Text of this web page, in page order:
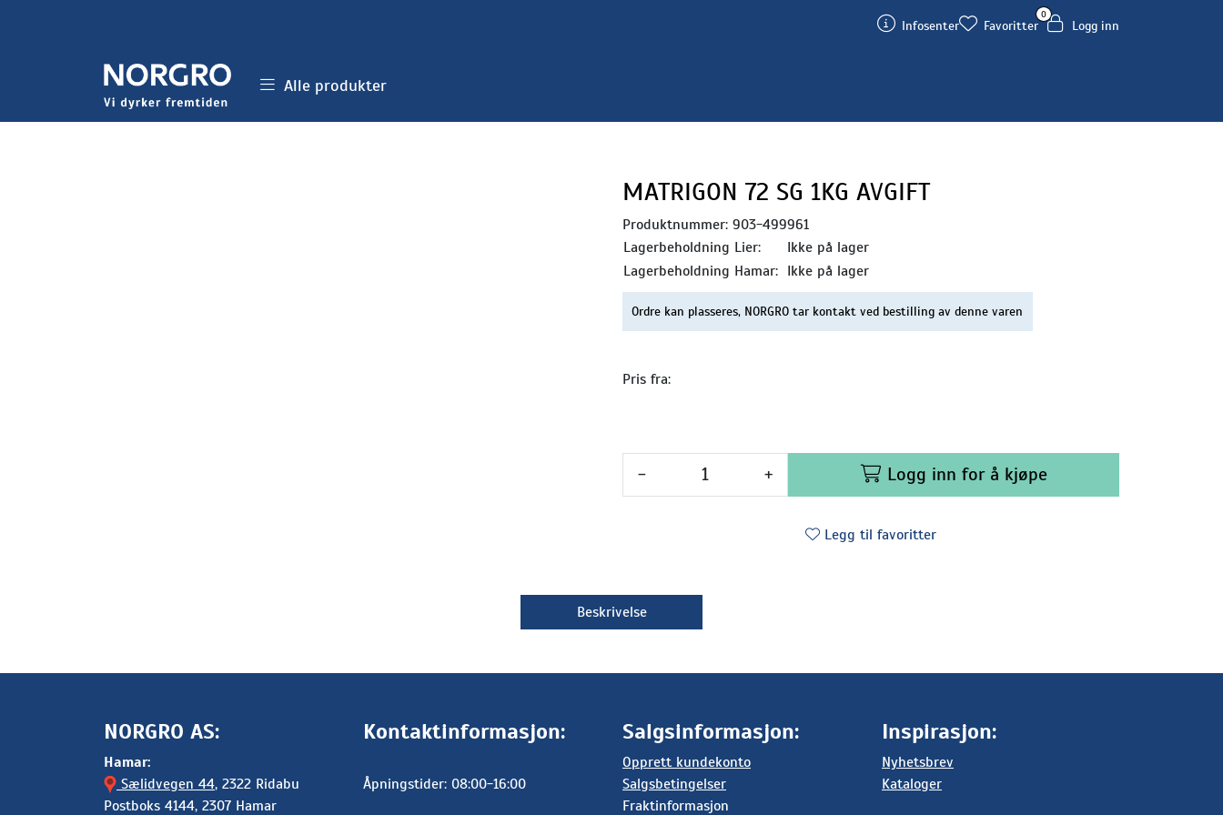
Infosenter
0
Favoritter Logg inn
Alle produkter
MATRIGON 72 SG 1KG AVGIFT
Produktnummer: 903-499961
Lagerbeholdning Lier:
Ikke på lager
Lagerbeholdning Hamar: Ikke på lager
Ordre kan plasseres, NORGRO tar kontakt ved bestilling av denne varen
Pris fra:
- + Logg inn for å kjøpe
Legg til favoritter
Beskrivelse
NORGRO AS:
Hamar:
Sælidvegen 44, 2322 Ridabu
Postboks 4144, 2307 Hamar
Kontaktinformasjon:
Åpningstider: 08:00-16:00
Salgsinformasjon:
Opprett kundekonto
Salgsbetingelser
Fraktinformasjon
Inspirasjon:
Nyhetsbrev
Kataloger